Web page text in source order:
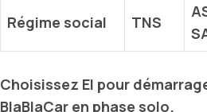
Régime social TNS
Choisissez EI pour
BlaBlaCar en phase solo.